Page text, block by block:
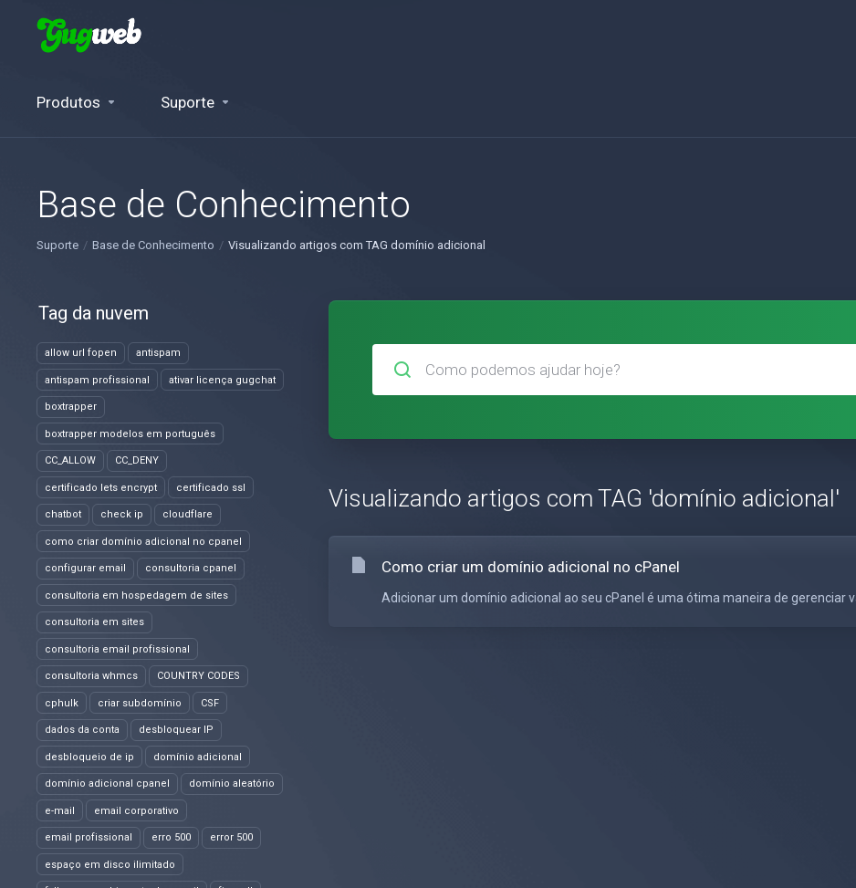
Produtos Suporte
Base de Conhecimento
Suporte Base de Conhecimento Visualizando artigos com TAG domínio adicional
Tag da nuvem
allow url fopen antispam
antispam profissional ativar licença gugchat
boxtrapper
boxtrapper modelos em português
CC_ALLOW CC_DENY
certificado lets encrypt certificado ssl
chatbot check ip cloudflare
como criar domínio adicional no cpanel
configurar email consultoria cpanel
consultoria em hospedagem de sites
consultoria em sites
consultoria email profissional
consultoria whmcs COUNTRY CODES
cphulk criar subdomínio CSF
dados da conta desbloquear IP
desbloqueio de ip domínio adicional
domínio adicional cpanel domínio aleatório
e-mail email corporativo
email profissional erro 500 error 500
espaço em disco ilimitado
Visualizando artigos com TAG 'domínio adicional'
Como criar um domínio adicional no cPanel
Adicionar um domínio adicional ao seu cPanel é uma ótima maneira de gerenciar